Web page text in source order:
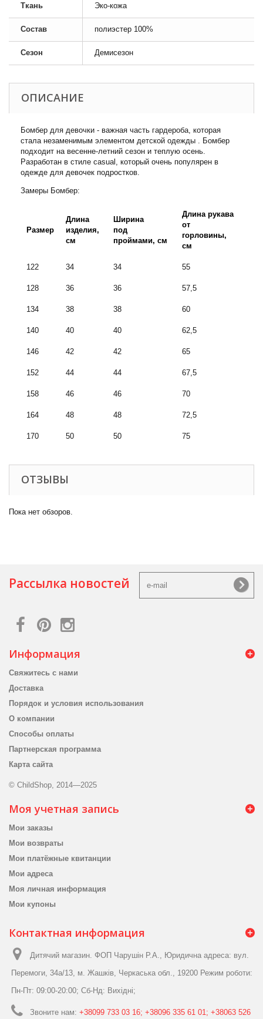
Ткань Эко-кожа
Состав полиэстер 100%
Сезон Демисезон
ОПИСАНИЕ
Бомбер для девочки - важная часть гардероба, которая
стала незаменимым элементом детской одежды . Бомбер
подходит на весенне-летний сезон и теплую осень.
Разработан в стиле casual, который очень популярен в
одежде для девочек подростков.
Замеры Бомбер:
Размер
Длина
изделия,
см
Ширина
под
проймами, см
Длина рукава
от
горловины,
см
122 34 34 55
128 36 36 57,5
134 38 38 60
140 40 40 62,5
146 42 42 65
152 44 44 67,5
158 46 46 70
164 48 48 72,5
170 50 50 75
ОТЗЫВЫ
Пока нет обзоров.
Рассылка новостей
Информация
Свяжитесь с нами
Доставка
Порядок и условия использования
О компании
Способы оплаты
Партнерская программа
Карта сайта
© ChildShop, 2014—2025
Моя учетная запись
Мои заказы
Мои возвраты
Мои платёжные квитанции
Мои адреса
Моя личная информация
Мои купоны
Контактная информация
Дитячий магазин. ФОП Чарушін Р.А., Юридична адреса: вул.
Перемоги, 34а/13, м. Жашків, Черкаська обл., 19200 Режим роботи:
Пн-Пт: 09:00-20:00; Сб-Нд: Вихідні;
Звоните нам: +38099 733 03 16; +38096 335 61 01; +38063 526